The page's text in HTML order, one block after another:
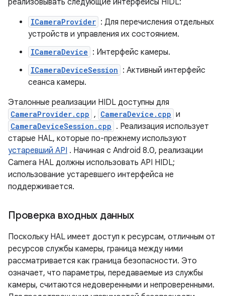
реализовывать следующие интерфейсы HIDL:
ICameraProvider : Для перечисления отдельных
устройств и управления их состоянием.
ICameraDevice : Интерфейс камеры.
ICameraDeviceSession : Активный интерфейс
сеанса камеры.
Эталонные реализации HIDL доступны для
CameraProvider.cpp , CameraDevice.cpp и
CameraDeviceSession.cpp . Реализация использует
старые HAL, которые по-прежнему используют
устаревший API . Начиная с Android 8.0, реализации
Camera HAL должны использовать API HIDL;
использование устаревшего интерфейса не
поддерживается.
Проверка входных данных
Поскольку HAL имеет доступ к ресурсам, отличным от
ресурсов службы камеры, граница между ними
рассматривается как граница безопасности. Это
означает, что параметры, передаваемые из службы
камеры, считаются недоверенными и непроверенными.